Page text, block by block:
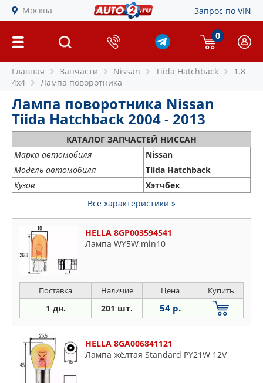
Москва Запрос по VIN
0
Главная Запчасти Nissan Tiida Hatchback
1.8
4x4
Лампа поворотника
Лампа поворотника Nissan
Tiida Hatchback 2004 - 2013
КАТАЛОГ ЗАПЧАСТЕЙ НИССАН
Марка автомобиля
Nissan
Модель автомобиля
Tiida Hatchback
Кузов
Хэтчбек
Все характеристики »
HELLA 8GP003594541
Лампа WY5W min10
Поставка Наличие Цена Купить
1 дн. 201 шт. 54 р.
HELLA 8GA006841121
Лампа жёлтая Standard PY21W 12V